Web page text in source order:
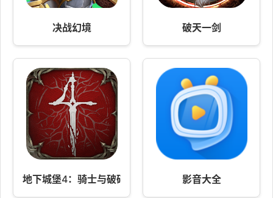
决战幻境 破天一剑
地下城堡4：骑士与破碎编年史 影音大全